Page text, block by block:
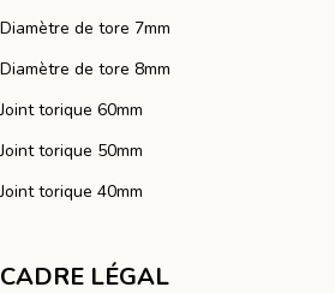
Diamètre de tore 7mm
Diamètre de tore 8mm
Joint torique 60mm
Joint torique 50mm
Joint torique 40mm
CADRE LÉGAL